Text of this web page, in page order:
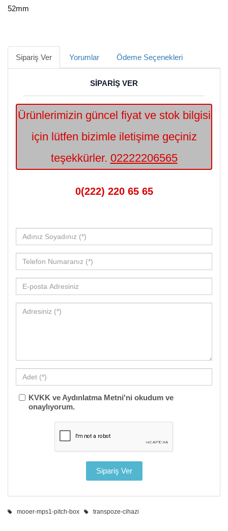
52mm
Sipariş Ver Yorumlar Ödeme Seçenekleri
SİPARİŞ VER
Ürünlerimizin güncel fiyat ve stok bilgisi
için lütfen bizimle iletişime geçiniz
teşekkürler. 02222206565
0(222) 220 65 65
KVKK ve Aydınlatma Metni'ni okudum ve
onaylıyorum.
mooer-mps1-pitch-box transpoze-cihazi